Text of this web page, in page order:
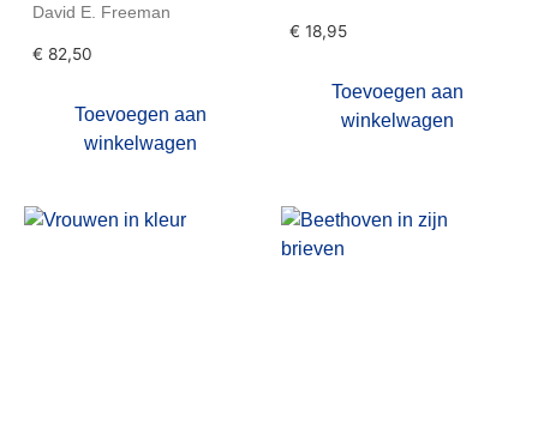
David E. Freeman
€ 82,50
Toevoegen aan
winkelwagen
€ 18,95
Toevoegen aan
winkelwagen